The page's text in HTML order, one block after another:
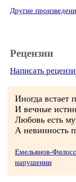
Другие
Рецензии
Написать
Иногда встает
И вечные
Любовь есть
А невинность
Емельянов-
нарушении